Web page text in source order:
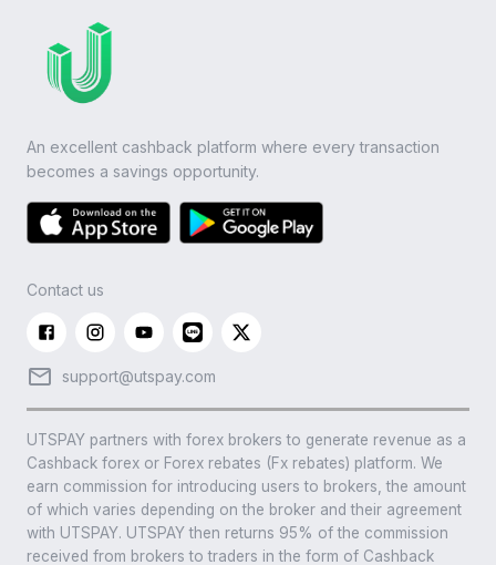
An excellent cashback platform where every transaction
becomes a savings opportunity.
Contact us
support@utspay.com
UTSPAY partners with forex brokers to generate revenue as a
Cashback forex or Forex rebates (Fx rebates) platform. We
earn commission for introducing users to brokers, the amount
of which varies depending on the broker and their agreement
with UTSPAY. UTSPAY then returns 95% of the commission
received from brokers to traders in the form of Cashback